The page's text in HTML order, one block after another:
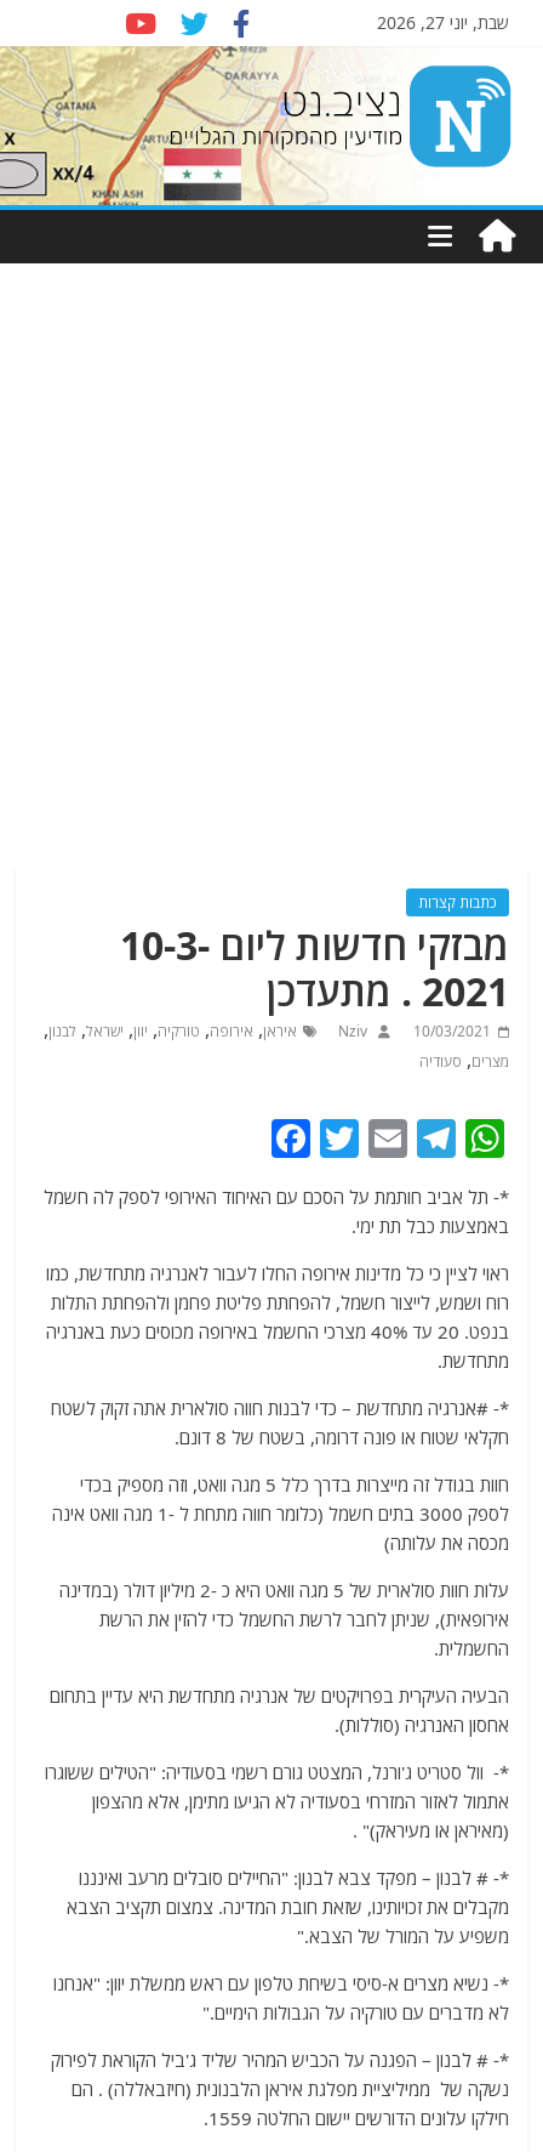
שבת, יוני 27, 2026
Nziv.net
מודיעין
מהמקורות
כתבות קצרות
מבזקי חדשות ליום 10-3-
2021 . מתעדכן
10/03/2021
Nziv איראן, אירופה, טורקיה, יוון, ישראל, לבנון,
מצרים, סעודיה
W
at
s
A
p
p
T
e
g
ra
m
E
m
ai
l
T
itt
er
c
e
b
o
k
*- תל אביב חותמת על הסכם עם האיחוד האירופי לספק לה חשמל
באמצעות כבל תת ימי.
ראוי לציין כי כל מדינות אירופה החלו לעבור לאנרגיה מתחדשת, כמו
רוח ושמש, לייצור חשמל, להפחתת פליטת פחמן ולהפחתת התלות
בנפט. 20 עד 40% מצרכי החשמל באירופה מכוסים כעת באנרגיה
מתחדשת.
*- #אנרגיה מתחדשת – כדי לבנות חווה סולארית אתה זקוק לשטח
חקלאי שטוח או פונה דרומה, בשטח של 8 דונם.
חוות בגודל זה מייצרות בדרך כלל 5 מגה וואט, וזה מספיק בכדי
לספק 3000 בתים חשמל (כלומר חווה מתחת ל -1 מגה וואט אינה
מכסה את עלותה)
עלות חוות סולארית של 5 מגה וואט היא כ -2 מיליון דולר (במדינה
אירופאית), שניתן לחבר לרשת החשמל כדי להזין את הרשת
החשמלית.
הבעיה העיקרית בפרויקטים של אנרגיה מתחדשת היא עדיין בתחום
אחסון האנרגיה (סוללות).
*- וול סטריט ג'ורנל, המצטט גורם רשמי בסעודיה: "הטילים ששוגרו
אתמול לאזור המזרחי בסעודיה לא הגיעו מתימן, אלא מהצפון
(מאיראן או מעיראק)" .
*- # לבנון – מפקד צבא לבנון: "החיילים סובלים מרעב ואינננו
מקבלים את זכויותינו, שזאת חובת המדינה. צמצום תקציב הצבא
משפיע על המורל של הצבא."
*- נשיא מצרים א-סיסי בשיחת טלפון עם ראש ממשלת יוון: "אנחנו
לא מדברים עם טורקיה על הגבולות הימיים."
*- # לבנון – הפגנה על הכביש המהיר שליד ג'ביל הקוראת לפירוק
נשקה של ממיליציית מפלגת איראן הלבנונית (חיזבאללה) . הם
חילקו עלונים הדורשים יישום החלטה 1559.